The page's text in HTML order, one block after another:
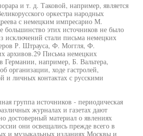
и т. д. Таковой, например, является
оркестра народных
с немецким импресарио М.
этих источников не было
исключений стали письма немецких
Р. Штрауса, Ф. Моггля, Ф.
архивов.29 Письма немецких
Германии, например, Б. Вальтера,
организации, ходе гастролей,
и личных контактах с русскими
группа источников - периодическая
журналах и газетах дают
достоверный материал о явлениях
они освещались прежде всего в
и музыкальных изданиях Москвы и